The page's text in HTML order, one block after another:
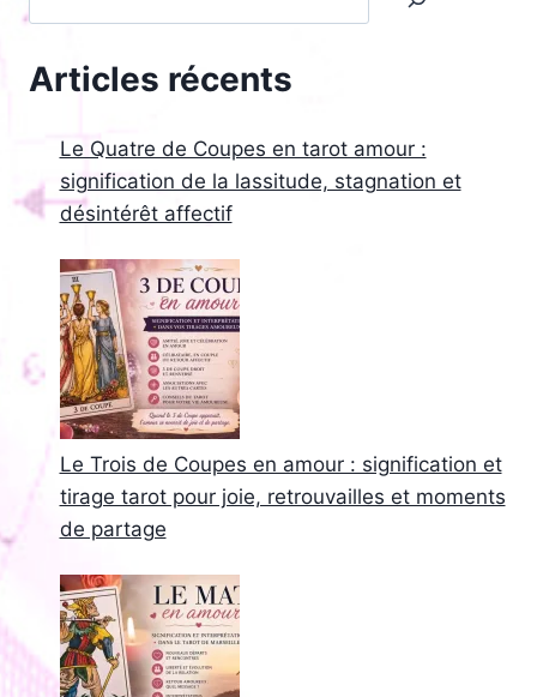
SIGNIFICATION,
OBSESSION,
FATALE
OU
RELATION
TOXIQUE
Articles récents
Le Quatre de Coupes en tarot amour :
signification de la lassitude, stagnation et
désintérêt affectif
Le Trois de Coupes en amour : signification et
tirage tarot pour joie, retrouvailles et moments
de partage